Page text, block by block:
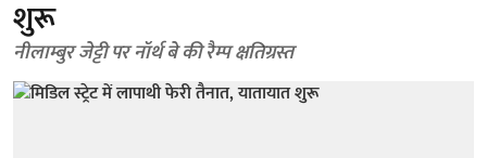
शुरू
नीलाम्बुर जेट्टी पर नॉर्थ बे की रैम्प क्षतिग्रस्त